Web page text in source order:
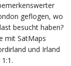
geflogen, wo
besucht haben?
mit SatMaps
und Irland